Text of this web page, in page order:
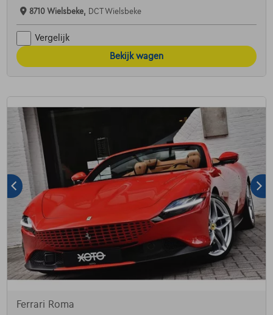
8710 Wielsbeke, DCT Wielsbeke
Vergelijk
Bekijk wagen
Ferrari Roma